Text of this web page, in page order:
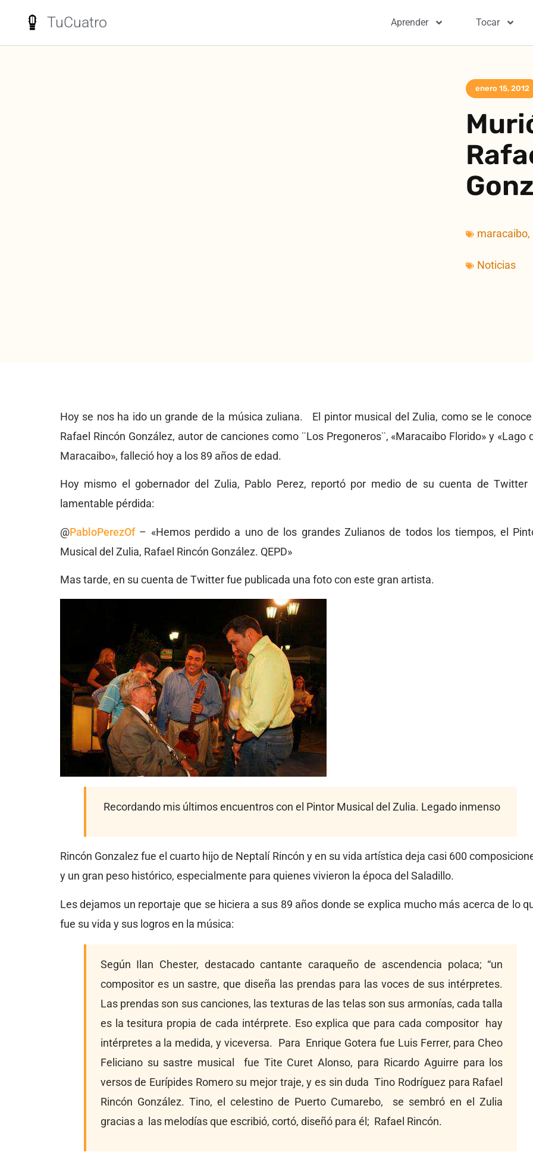
TuCuatro Aprender Tocar
enero 15, 2012
maracaibo,
Noticias
Hoy se nos ha ido un grande de la música zuliana. El pintor musical del Zulia, como se le
Rafael Rincón González, autor de canciones como ¨Los Pregoneros¨, «Maracaibo Florido» y «Lago
Maracaibo», falleció hoy a los 89 años de edad.
Hoy mismo el gobernador del Zulia, Pablo Perez, reportó por medio de su cuenta de Twitter
lamentable pérdida:
@PabloPerezOf– «Hemos perdido a uno de los grandes Zulianos de todos los tiempos, el
Musical del Zulia, Rafael Rincón González. QEPD»
Mas tarde, en su cuenta de Twitter fue publicada una foto con este gran artista.
Recordando mis últimos encuentros con el Pintor Musical del Zulia. Legado inmenso
Rincón Gonzalez fue el cuarto hijo de Neptalí Rincón y en su vida artística deja casi 600
y un gran peso histórico, especialmente para quienes vivieron la época del Saladillo.
Les dejamos un reportaje que se hiciera a sus 89 años donde se explica mucho más acerca de lo
fue su vida y sus logros en la música:
Según Ilan Chester, destacado cantante caraqueño de ascendencia polaca; “un
compositor es un sastre, que diseña las prendas para las voces de sus intérpretes.
Las prendas son sus canciones, las texturas de las telas son sus armonías, cada talla
es la tesitura propia de cada intérprete. Eso explica que para cada compositor hay
intérpretes a la medida, y viceversa. Para Enrique Gotera fue Luis Ferrer, para Cheo
Feliciano su sastre musical fue Tite Curet Alonso, para Ricardo Aguirre para los
versos de Eurípides Romero su mejor traje, y es sin duda Tino Rodríguez para Rafael
Rincón González. Tino, el celestino de Puerto Cumarebo, se sembró en el Zulia
gracias a las melodías que escribió, cortó, diseñó para él; Rafael Rincón.